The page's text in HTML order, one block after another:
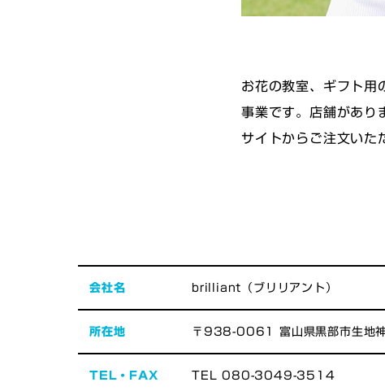
お花の教室、ギフト用
事業です。店舗があり
サイトからご注文いた
会社名 brilliant（ブリリアント）
所在地 〒938-0061 富山県黒部市生地
TEL・FAX TEL 080-3049-3514